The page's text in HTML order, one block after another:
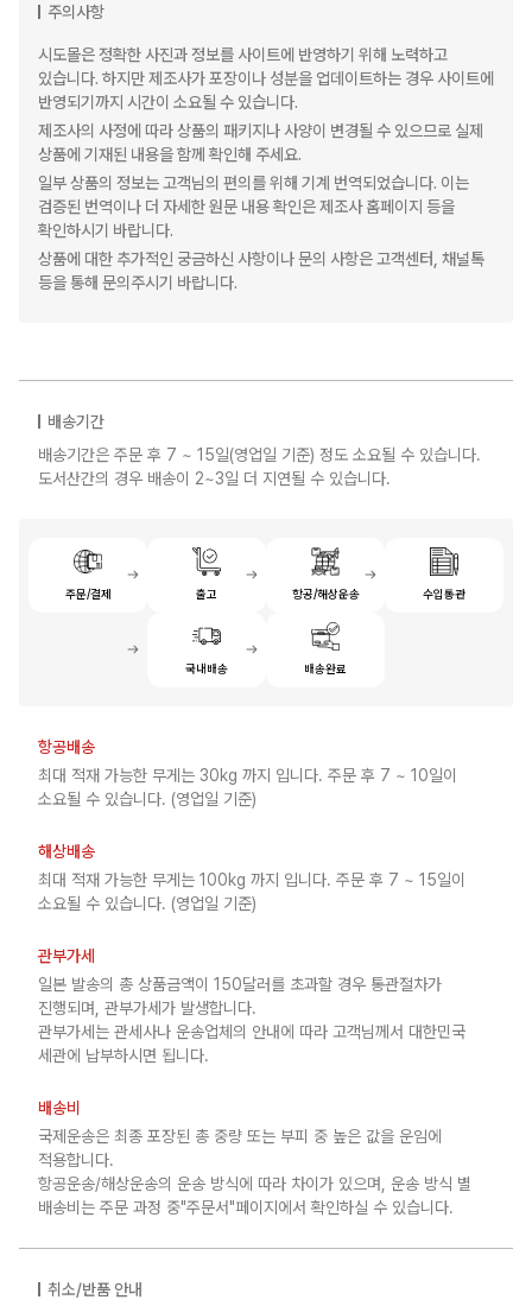
주의사항
시도몰은 정확한 사진과 정보를 사이트에 반영하기 위해 노력하고
있습니다. 하지만 제조사가 포장이나 성분을 업데이트하는 경우 사이트에
반영되기까지 시간이 소요될 수 있습니다.
제조사의 사정에 따라 상품의 패키지나 사양이 변경될 수 있으므로 실제
상품에 기재된 내용을 함께 확인해 주세요.
일부 상품의 정보는 고객님의 편의를 위해 기계 번역되었습니다. 이는
검증된 번역이나 더 자세한 원문 내용 확인은 제조사 홈페이지 등을
확인하시기 바랍니다.
상품에 대한 추가적인 궁금하신 사항이나 문의 사항은 고객센터, 채널톡
등을 통해 문의주시기 바랍니다.
배송기간
배송기간은 주문 후 7 ~ 15일(영업일 기준) 정도 소요될 수 있습니다.
도서산간의 경우 배송이 2~3일 더 지연될 수 있습니다.
주문/결제 출고 항공/해상운송 수입통관
국내배송 배송완료
항공배송
최대 적재 가능한 무게는 30kg 까지 입니다. 주문 후 7 ~ 10일이
소요될 수 있습니다. (영업일 기준)
해상배송
최대 적재 가능한 무게는 100kg 까지 입니다. 주문 후 7 ~ 15일이
소요될 수 있습니다. (영업일 기준)
관부가세
일본 발송의 총 상품금액이 150달러를 초과할 경우 통관절차가
진행되며, 관부가세가 발생합니다.
관부가세는 관세사나 운송업체의 안내에 따라 고객님께서 대한민국
세관에 납부하시면 됩니다.
배송비
국제운송은 최종 포장된 총 중량 또는 부피 중 높은 값을 운임에
적용합니다.
항공운송/해상운송의 운송 방식에 따라 차이가 있으며, 운송 방식 별
배송비는 주문 과정 중"주문서"페이지에서 확인하실 수 있습니다.
취소/반품 안내